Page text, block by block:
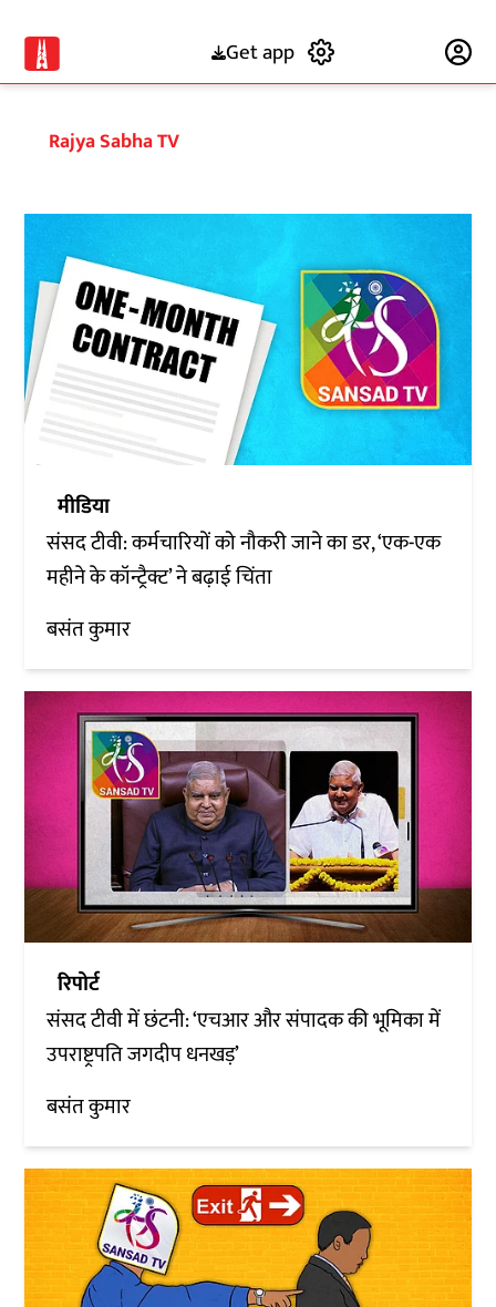
Get app
Rajya Sabha TV
मीडिया
संसद टीवी: कर्मचारियों को नौकरी जाने का डर, ‘एक-एक
महीने के कॉन्ट्रैक्ट’ ने बढ़ाई चिंता
बसंत कुमार
रिपोर्ट
संसद टीवी में छंटनी: ‘एचआर और संपादक की भूमिका में
उपराष्ट्रपति जगदीप धनखड़’
बसंत कुमार